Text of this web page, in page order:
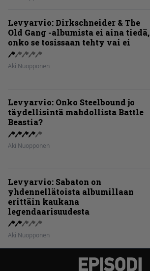
Levyarvio: Dirkschneider & The
Old Gang -albumista ei aina tiedä,
onko se tosissaan tehty vai ei
Aki Nuopponen
Levyarvio: Onko Steelbound jo
täydellisintä mahdollista Battle
Beastia?
Aki Nuopponen
Levyarvio: Sabaton on
yhdennellätoista albumillaan
erittäin kaukana
legendaarisuudesta
Aki Nuopponen